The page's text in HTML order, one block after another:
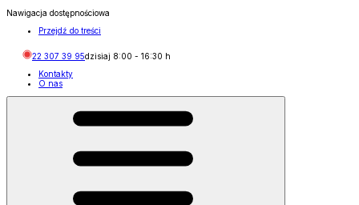
Nawigacja dostępnościowa
Przejdź do treści
22 307 39 95dzisiaj 8:00 - 16:30 h
Kontakty
O nas